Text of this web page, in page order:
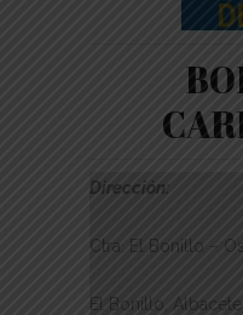
Dirección:
Ctra. El Bonillo –
El Bonillo, Albacete